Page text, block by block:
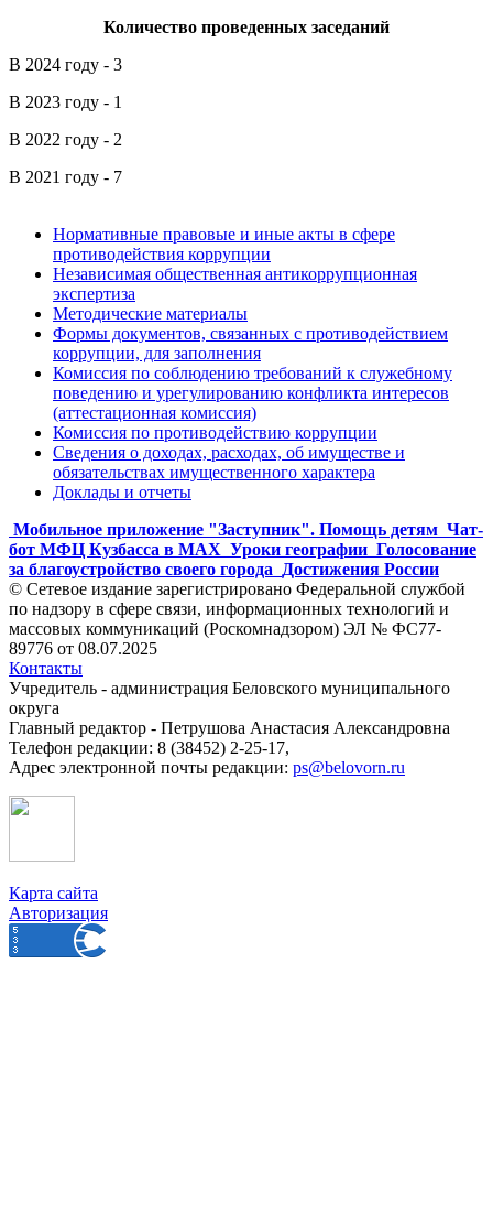
Количество проведенных заседаний
В 2024 году - 3
В 2023 году - 1
В 2022 году - 2
В 2021 году - 7
Нормативные правовые и иные акты в сфере
противодействия коррупции
Независимая общественная антикоррупционная
экспертиза
Методические материалы
Формы документов, связанных с противодействием
коррупции, для заполнения
Комиссия по соблюдению требований к служебному
поведению и урегулированию конфликта интересов
(аттестационная комиссия)
Комиссия по противодействию коррупции
Сведения о доходах, расходах, об имуществе и
обязательствах имущественного характера
Доклады и отчеты
Мобильное приложение "Заступник". Помощь детям Чат-
бот МФЦ Кузбасса в MAX Уроки географии Голосование
за благоустройство своего города
Достижения России
© Сетевое издание зарегистрировано Федеральной службой
по надзору в сфере связи, информационных технологий и
массовых коммуникаций (Роскомнадзором) ЭЛ № ФС77-
89776 от 08.07.2025
Контакты
Учредитель - администрация Беловского муниципального
округа
Главный редактор - Петрушова Анастасия Александровна
Телефон редакции: 8 (38452) 2-25-17,
Адрес электронной почты редакции: ps@belovorn.ru
Карта сайта
Авторизация